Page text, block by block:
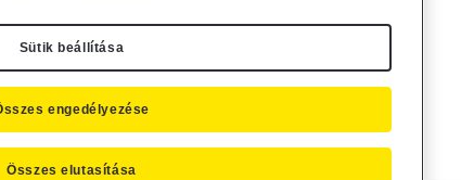
Befektetési Alapkezelő Zrt. által...
21.
Sütik beállítása
Összes elutasítása
engedélyezése